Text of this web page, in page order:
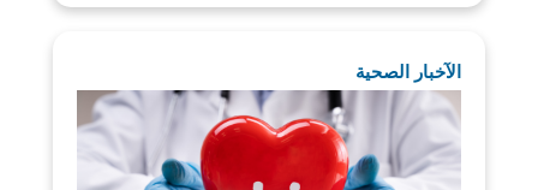
الآخبار الصحية